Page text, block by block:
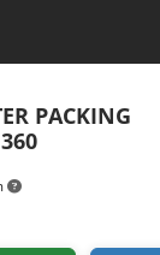
PACKING